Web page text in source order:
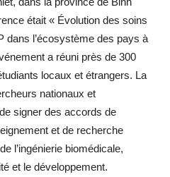
était « Évolution des soins
dans l’écosystème des pays à
a réuni près de 300
locaux et étrangers. La
nationaux et
signer des accords de
et de recherche
l’ingénierie biomédicale,
et le développement.